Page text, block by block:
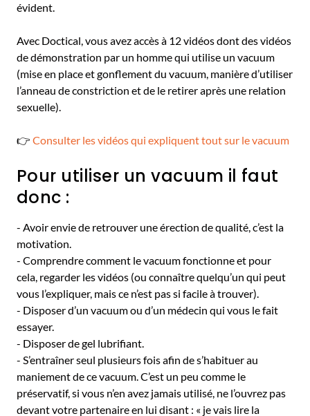
évident.
Avec Doctical, vous avez accès à 12 vidéos dont des vidéos
de démonstration par un homme qui utilise un vacuum
(mise en place et gonflement du vacuum, manière d’utiliser
l’anneau de constriction et de le retirer après une relation
sexuelle).
👉 Consulter les vidéos qui expliquent tout sur le vacuum
Pour utiliser un vacuum il faut
donc :
- Avoir envie de retrouver une érection de qualité, c’est la
motivation.
- Comprendre comment le vacuum fonctionne et pour
cela, regarder les vidéos (ou connaître quelqu’un qui peut
vous l’expliquer, mais ce n’est pas si facile à trouver).
- Disposer d’un vacuum ou d’un médecin qui vous le fait
essayer.
- Disposer de gel lubrifiant.
- S’entraîner seul plusieurs fois afin de s’habituer au
maniement de ce vacuum. C’est un peu comme le
préservatif, si vous n’en avez jamais utilisé, ne l’ouvrez pas
devant votre partenaire en lui disant : « je vais lire la